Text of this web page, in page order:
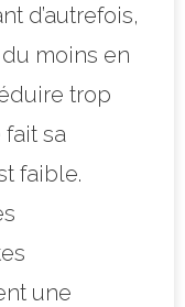
d’autrefois,
moins en
trop
fait sa
faible.
une